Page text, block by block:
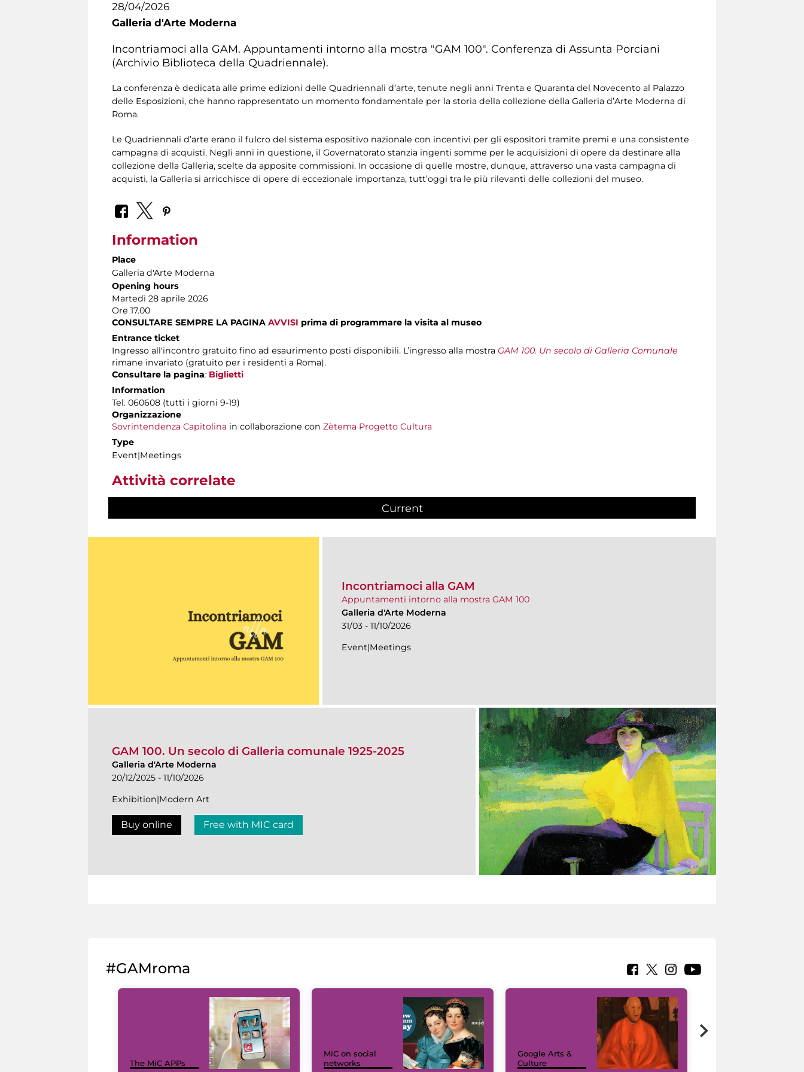
28/04/2026
Galleria d'Arte Moderna
Incontriamoci alla GAM. Appuntamenti intorno alla mostra "GAM 100". Conferenza di Assunta Porciani
(Archivio Biblioteca della Quadriennale).
La conferenza è dedicata alle prime edizioni delle Quadriennali d’arte, tenute negli anni Trenta e Quaranta del Novecento al Palazzo
delle Esposizioni, che hanno rappresentato un momento fondamentale per la storia della collezione della Galleria d’Arte Moderna di
Roma.
Le Quadriennali d’arte erano il fulcro del sistema espositivo nazionale con incentivi per gli espositori tramite premi e una consistente
campagna di acquisti. Negli anni in questione, il Governatorato stanzia ingenti somme per le acquisizioni di opere da destinare alla
collezione della Galleria, scelte da apposite commissioni. In occasione di quelle mostre, dunque, attraverso una vasta campagna di
acquisti, la Galleria si arricchisce di opere di eccezionale importanza, tutt’oggi tra le più rilevanti delle collezioni del museo.
Information
Place
Galleria d'Arte Moderna
Opening hours
Martedì 28 aprile 2026
Ore 17.00
CONSULTARE SEMPRE LA PAGINA AVVISI prima di programmare la visita al museo
Entrance ticket
Ingresso all'incontro gratuito fino ad esaurimento posti disponibili. L’ingresso alla mostra GAM 100. Un secolo di Galleria Comunale
rimane invariato (gratuito per i residenti a Roma).
Consultare la pagina: Biglietti
Information
Tel. 060608 (tutti i giorni 9-19)
Organizzazione
Sovrintendenza Capitolina in collaborazione con Zètema Progetto Cultura
Type
Event|Meetings
Attività correlate
Current(active tab)
Incontriamoci alla GAM
Appuntamenti intorno alla mostra GAM 100
Galleria d'Arte Moderna
31/03 - 11/10/2026
Event|Meetings
GAM 100. Un secolo di Galleria comunale 1925-2025
Galleria d'Arte Moderna
20/12/2025 - 11/10/2026
Exhibition|Modern Art
Buy online Free with MIC card
#GAMroma
The MiC APPs
MiC on social
networks
Google Arts &
Culture